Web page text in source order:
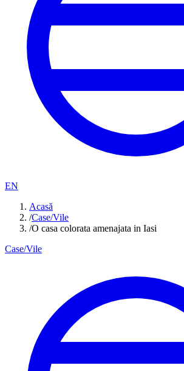
EN
Acasă
/Case/Vile
/O casa colorata amenajata in Iasi
Case/Vile